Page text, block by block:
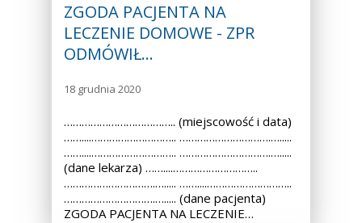
ZGODA PACJENTA NA
LECZENIE DOMOWE - ZPR
ODMÓWIŁ…
18 grudnia 2020
……………………………….. (miejscowość i data)
……....……………………….. ………………………….….....
……....……………………….. ………………………….….....
(dane lekarza) ……....………………………..
………………………….…..... ……....………………………..
………………………….…..... (dane pacjenta)
ZGODA PACJENTA NA LECZENIE…